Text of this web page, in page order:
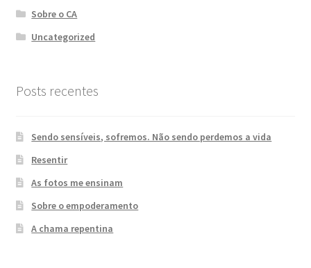
Sobre o CA
Uncategorized
Posts recentes
Sendo sensíveis, sofremos. Não sendo perdemos a vida
Resentir
As fotos me ensinam
Sobre o empoderamento
A chama repentina